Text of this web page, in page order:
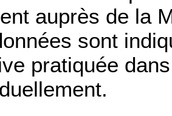
auprès de la
sont
pratiquée